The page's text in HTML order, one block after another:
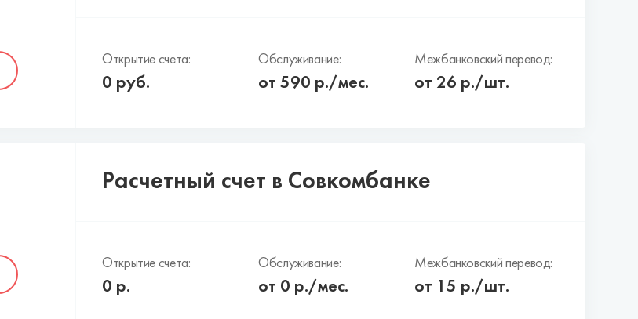
Открытие счета:
0 руб.
Обслуживание:
от 590 р./мес.
Межбанковский перевод:
от 26 р./шт.
Расчетный счет в Совкомбанке
Открытие счета:
0 р.
Обслуживание:
от 0 р./мес.
Межбанковский перевод:
от 15 р./шт.